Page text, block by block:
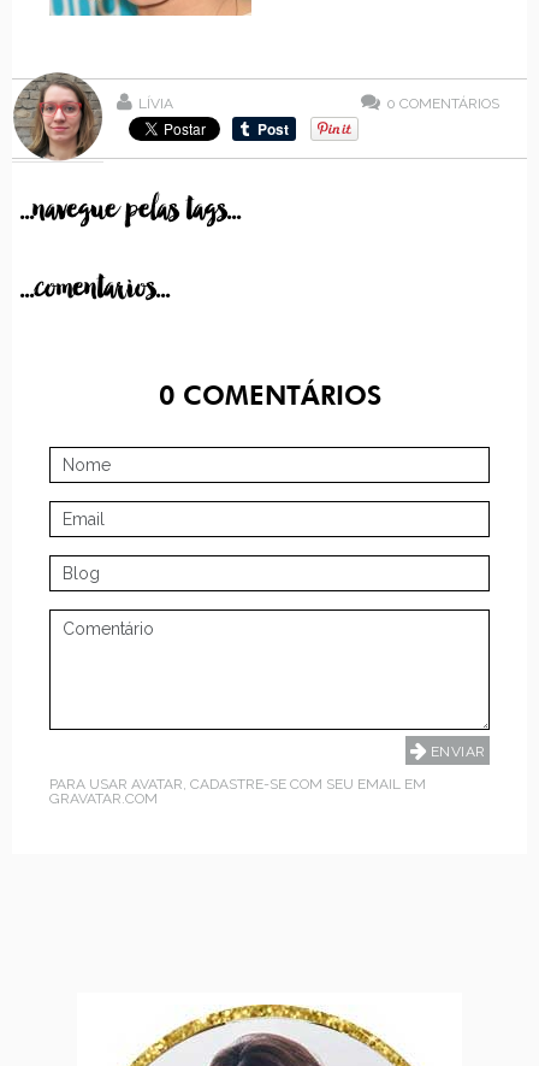
LÍVIA 0 COMENTÁRIOS
...navegue pelas tags...
...comentarios...
0COMENTÁRIOS
PARA USAR AVATAR, CADASTRE-SE COM SEU EMAIL EM
GRAVATAR.COM